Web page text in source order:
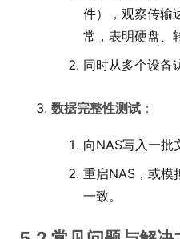
件），观察传输
常，表明硬盘、
同时从多个设备
数据完整性测试 ：
向NAS写入一
重启NAS，或模
一致。